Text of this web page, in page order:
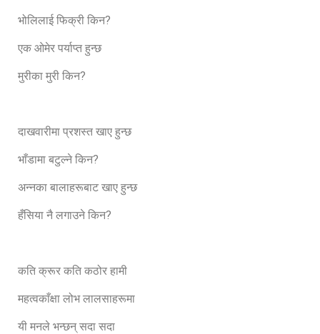
भोलिलाई फिक्री किन?
एक ओमेर पर्याप्त हुन्छ
मुरीका मुरी किन?
दाखवारीमा प्रशस्त खाए हुन्छ
भाँडामा बटुल्ने किन?
अन्नका बालाहरूबाट खाए हुन्छ
हँसिया नै लगाउने किन?
कति क्रूर कति कठोर हामी
महत्वकाँक्षा लोभ लालसाहरूमा
यी मनले भन्छन् सदा सदा